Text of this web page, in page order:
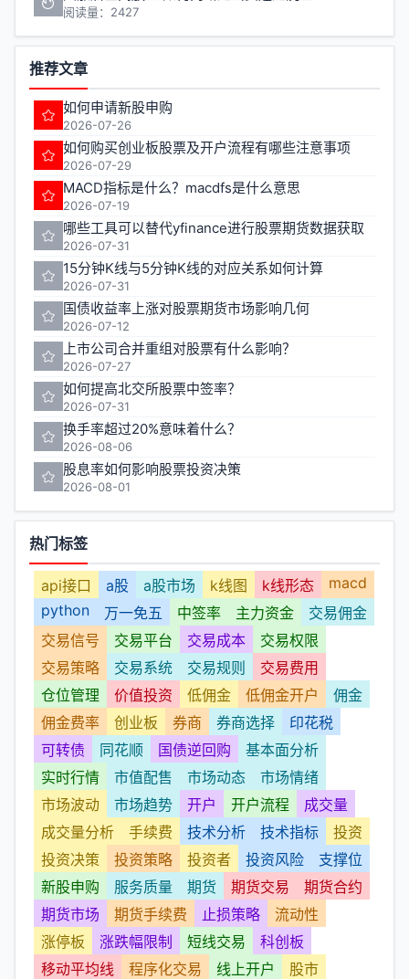
阅读量：2427
推荐文章
如何申请新股申购
2026-07-26
如何购买创业板股票及开户流程有哪些注意事项
2026-07-29
MACD指标是什么？macdfs是什么意思
2026-07-19
哪些工具可以替代yfinance进行股票期货数据获取
2026-07-31
15分钟K线与5分钟K线的对应关系如何计算
2026-07-31
国债收益率上涨对股票期货市场影响几何
2026-07-12
上市公司合并重组对股票有什么影响？
2026-07-27
如何提高北交所股票中签率？
2026-07-31
换手率超过20%意味着什么？
2026-08-06
股息率如何影响股票投资决策
2026-08-01
热门标签
api接口 a股 a股市场 k线图 k线形态
macd
python
万一免五 中签率 主力资金
交易佣金
交易信号
交易平台 交易成本
交易权限
交易策略
交易系统 交易规则
交易费用
仓位管理
价值投资 低佣金 低佣金开户
佣金
佣金费率
创业板 券商 券商选择
印花税
可转债
同花顺 国债逆回购
基本面分析
实时行情
市值配售 市场动态
市场情绪
市场波动
市场趋势 开户 开户流程
成交量
成交量分析
手续费 技术分析 技术指标
投资
投资决策
投资策略 投资者 投资风险
支撑位
新股申购
服务质量 期货 期货交易
期货合约
期货市场
期货手续费 止损策略
流动性
涨停板
涨跌幅限制 短线交易
科创板
移动平均线
程序化交易 线上开户
股市